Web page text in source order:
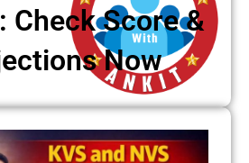
Check Score &
Now